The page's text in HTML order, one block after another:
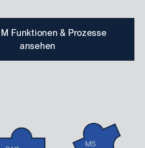
Funktionen & Prozesse
ansehen